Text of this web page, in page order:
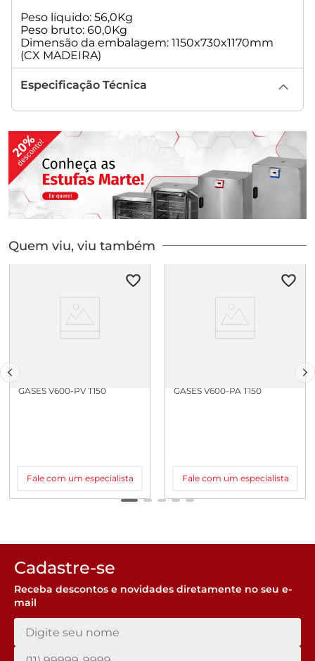
Peso líquido: 56,0Kg
Peso bruto: 60,0Kg
Dimensão da embalagem: 1150x730x1170mm
(CX MADEIRA)
Especificação Técnica
Quem viu, viu também
GASES V600-PV T150
Fale com um especialista
GASES V600-PA T150
Fale com um especialista
Cadastre-se
Receba descontos e novidades diretamente no seu e-
mail